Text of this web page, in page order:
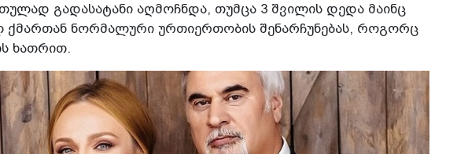
გადასატანი აღმოჩნდა, თუმცა 3 შვილის დედა მაინც
ქმართან ნორმალური ურთიერთობის შენარჩუნებას, როგორც
ხათრით.